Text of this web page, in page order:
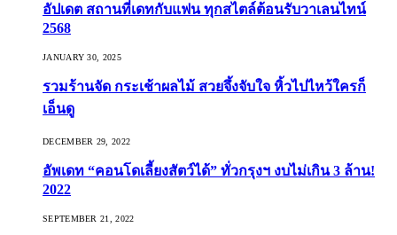
อัปเดต สถานที่เดทกับแฟน ทุกสไตล์ต้อนรับวาเลนไทน์
2568
JANUARY 30, 2025
รวมร้านจัด กระเช้าผลไม้ สวยจึ้งจับใจ หิ้วไปไหว้ใครก็
เอ็นดู
DECEMBER 29, 2022
อัพเดท “คอนโดเลี้ยงสัตว์ได้” ทั่วกรุงฯ งบไม่เกิน 3 ล้าน!
2022
SEPTEMBER 21, 2022